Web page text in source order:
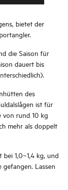
bietet der
die Saison für
dauert bis
des
ist für
von rund 10 kg
mehr als doppelt
1,0–1,4 kg, und
gefangen. Lassen